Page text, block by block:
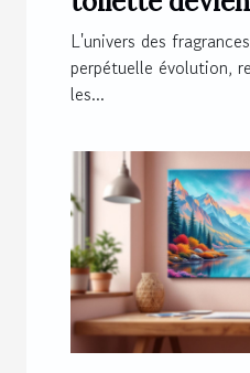
l'homme
L'univers des
perpétuelle évolution,
les...